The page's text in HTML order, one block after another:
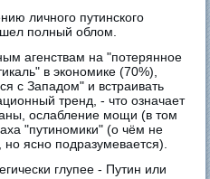
личного путинского
полный облом.
агенствам на "потерянное
в экономике (70%),
с Западом" и встраивать
тренд, - что означает
ослабление мощи (в том
"путиномики" (о чём не
ясно подразумевается).
глупее - Путин или